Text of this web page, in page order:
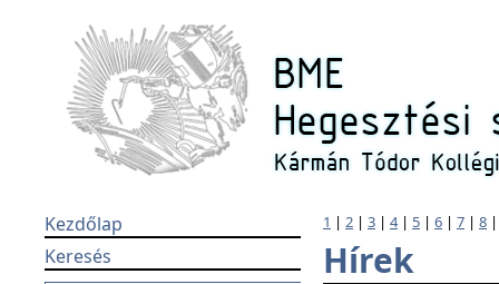
Kezdőlap
Keresés
1 | 2 | 3 | 4| 5 | 6 | 7 | 8
Hírek